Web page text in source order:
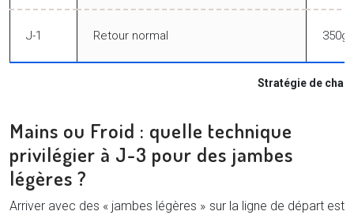
Stratégie de
J-1 Retour normal 350g
Mains ou Froid : quelle technique
privilégier à J-3 pour des jambes
légères ?
Arriver avec des « jambes légères » sur la ligne de départ est